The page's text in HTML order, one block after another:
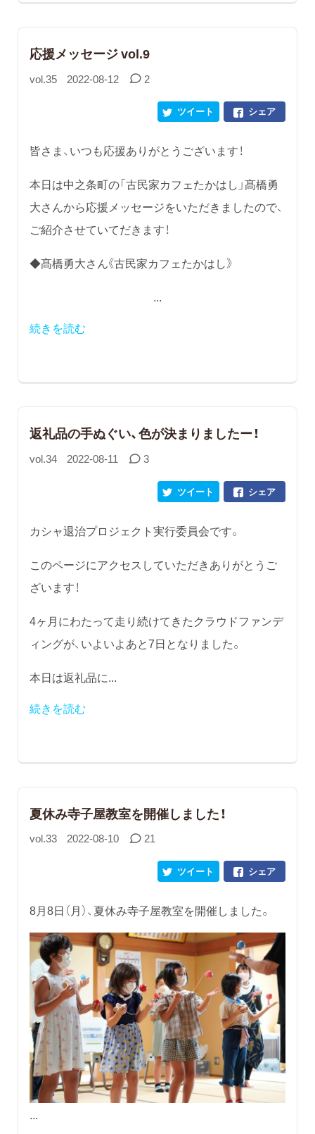
応援メッセージ vol.9
vol.35 2022-08-12 2
シェア
ツイート
皆さま、いつも応援ありがとうございます！
本日は中之条町の「古民家カフェたかはし」髙橋勇
大さんから応援メッセージをいただきましたので、
ご紹介させていてだきます！
◆髙橋勇大さん《古民家カフェたかはし》
...
続きを読む
返礼品の手ぬぐい、色が決まりましたー！
vol.34 2022-08-11 3
シェア
ツイート
カシャ退治プロジェクト実行委員会です。
このページにアクセスしていただきありがとうご
ざいます！
4ヶ月にわたって走り続けてきたクラウドファンデ
ィングが、いよいよあと7日となりました。
本日は返礼品に...
続きを読む
夏休み寺子屋教室を開催しました！
vol.33 2022-08-10 21
シェア
ツイート
8月8日（月）、夏休み寺子屋教室を開催しました。
...